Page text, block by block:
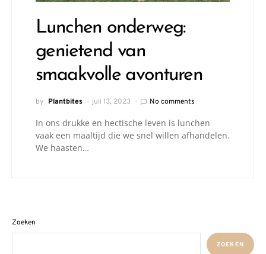
Lunchen onderweg:
genietend van
smaakvolle avonturen
by Plantbites juli 13, 2023 No comments
In ons drukke en hectische leven is lunchen
vaak een maaltijd die we snel willen afhandelen.
We haasten…
Zoeken
ZOEKEN